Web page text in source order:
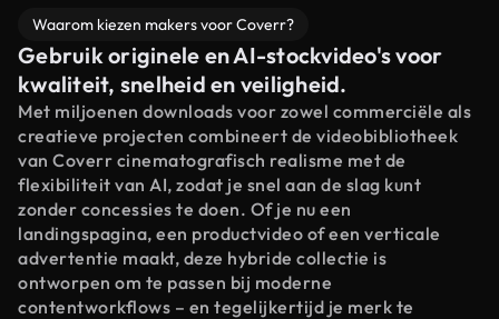
Waarom kiezen makers voor Coverr?
Gebruik originele en AI-stockvideo's voor
kwaliteit, snelheid en veiligheid.
Met miljoenen downloads voor zowel commerciële als
creatieve projecten combineert de videobibliotheek
van Coverr cinematografisch realisme met de
flexibiliteit van AI, zodat je snel aan de slag kunt
zonder concessies te doen. Of je nu een
landingspagina, een productvideo of een verticale
advertentie maakt, deze hybride collectie is
ontworpen om te passen bij moderne
contentworkflows – en tegelijkertijd je merk te